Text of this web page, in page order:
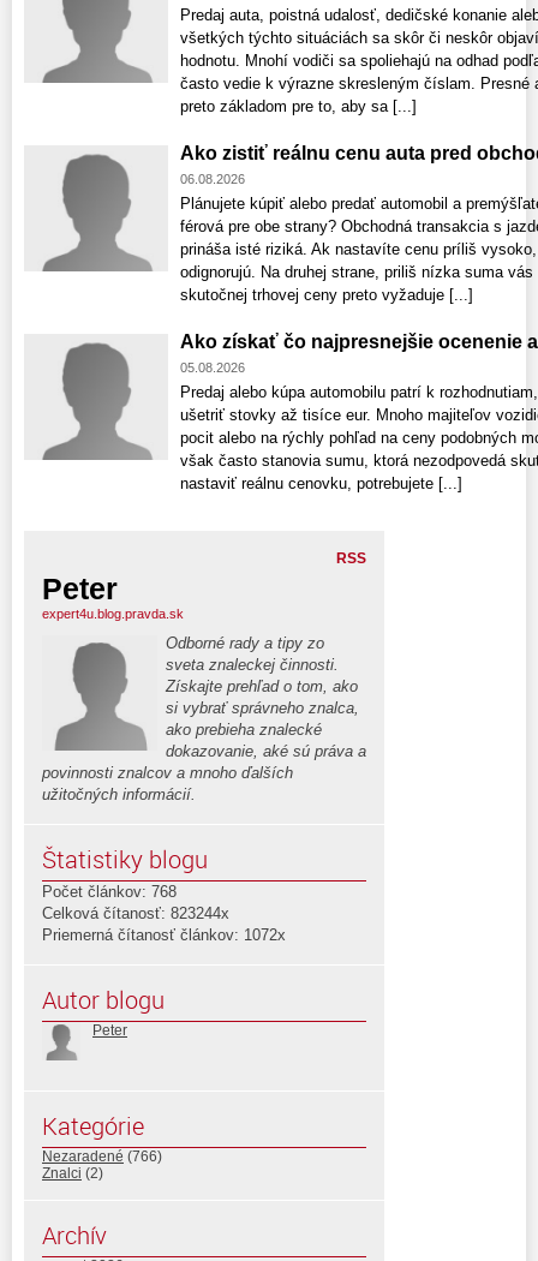
Predaj auta, poistná udalosť, dedičské konanie
všetkých týchto situáciách sa skôr či neskôr
hodnotu. Mnohí vodiči sa spoliehajú na odhad
často vedie k výrazne skresleným číslam. Presné
preto základom pre to, aby sa [...]
Ako zistiť reálnu cenu auta pred
06.08.2026
Plánujete kúpiť alebo predať automobil a
férová pre obe strany? Obchodná transakcia s
prináša isté riziká. Ak nastavíte cenu príliš
odignorujú. Na druhej strane, priliš nízka suma
skutočnej trhovej ceny preto vyžaduje [...]
Ako získať čo najpresnejšie ocenenie
05.08.2026
Predaj alebo kúpa automobilu patrí k
ušetriť stovky až tisíce eur. Mnoho majiteľov
pocit alebo na rýchly pohľad na ceny podobných
však často stanovia sumu, ktorá nezodpovedá
nastaviť reálnu cenovku, potrebujete [...]
RSS
Peter
expert4u.blog.pravda.sk
Odborné rady a tipy zo
sveta znaleckej činnosti.
Získajte prehľad o tom, ako
si vybrať správneho znalca,
ako prebieha znalecké
dokazovanie, aké sú práva a
povinnosti znalcov a mnoho ďalších
užitočných informácií.
Štatistiky blogu
Počet článkov: 768
Celková čítanosť: 823244x
Priemerná čítanosť článkov: 1072x
Autor blogu
Peter
Kategórie
Nezaradené (766)
Znalci (2)
Archív